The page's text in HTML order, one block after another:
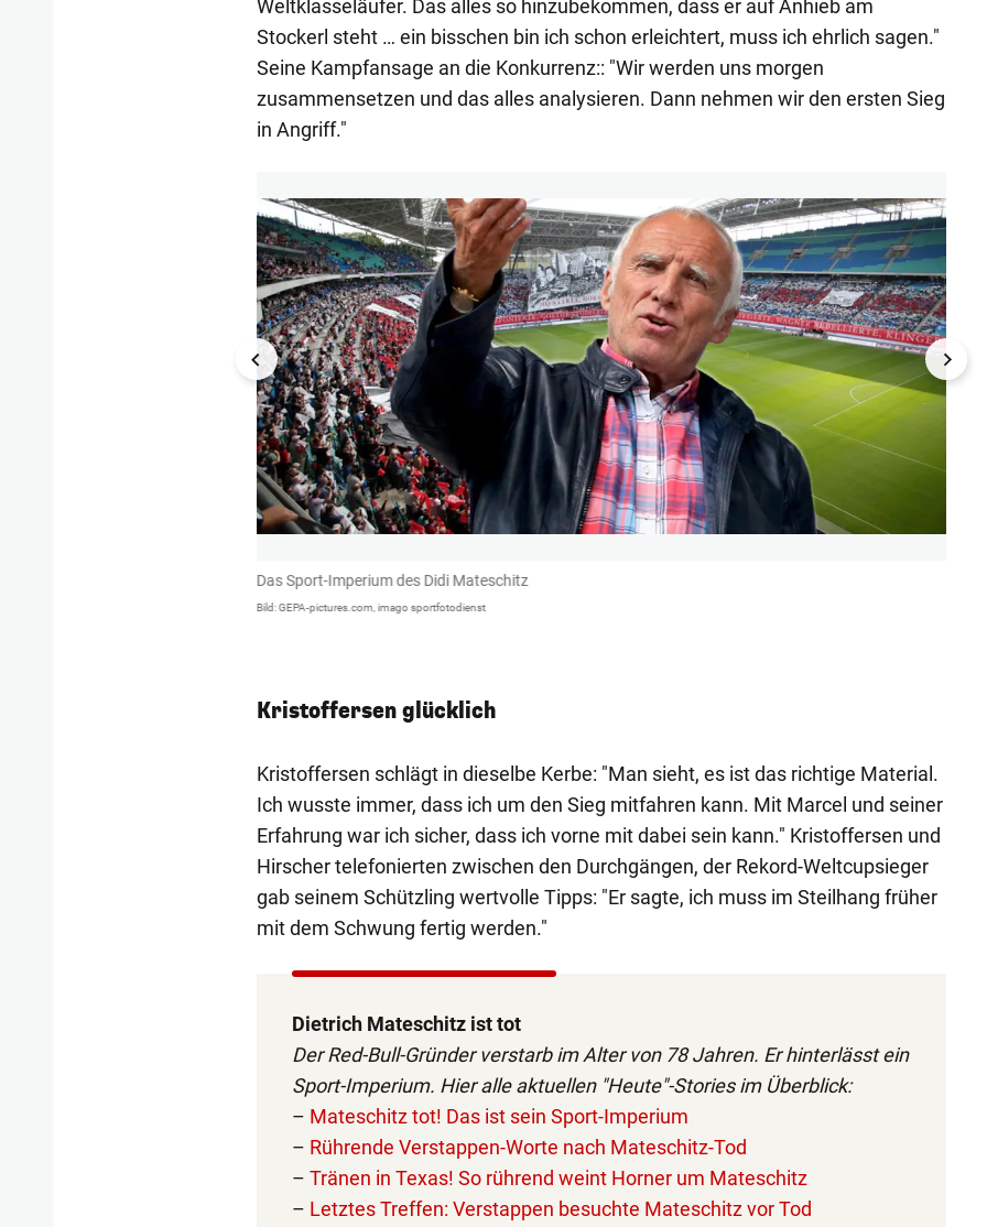
Weltklasseläufer. Das alles so hinzubekommen, dass er auf Anhieb am
Stockerl steht … ein bisschen bin ich schon erleichtert, muss ich ehrlich sagen."
Seine Kampfansage an die Konkurrenz:: "Wir werden uns morgen
zusammensetzen und das alles analysieren. Dann nehmen wir den ersten Sieg
in Angriff."
1/14
Das Sport-Imperium des Didi Mateschitz
Bild: GEPA-pictures.com, imago sportfotodienst
Kristoffersen glücklich
Kristoffersen schlägt in dieselbe Kerbe: "Man sieht, es ist das richtige Material.
Ich wusste immer, dass ich um den Sieg mitfahren kann. Mit Marcel und seiner
Erfahrung war ich sicher, dass ich vorne mit dabei sein kann." Kristoffersen und
Hirscher telefonierten zwischen den Durchgängen, der Rekord-Weltcupsieger
gab seinem Schützling wertvolle Tipps: "Er sagte, ich muss im Steilhang früher
mit dem Schwung fertig werden."
Dietrich Mateschitz ist tot
Der Red-Bull-Gründer verstarb im Alter von 78 Jahren. Er hinterlässt ein
Sport-Imperium. Hier alle aktuellen "Heute"-Stories im Überblick:
– Mateschitz tot! Das ist sein Sport-Imperium
– Rührende Verstappen-Worte nach Mateschitz-Tod
– Tränen in Texas! So rührend weint Horner um Mateschitz
– Letztes Treffen: Verstappen besuchte Mateschitz vor Tod